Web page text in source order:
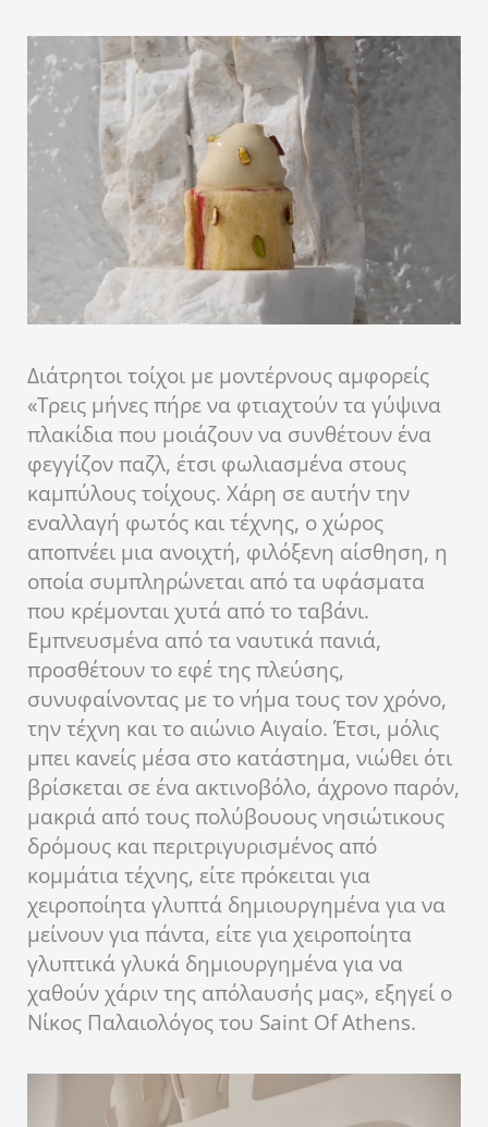
Διάτρητοι τοίχοι με μοντέρνους αμφορείς
«Τρεις μήνες πήρε να φτιαχτούν τα γύψινα
πλακίδια που μοιάζουν να συνθέτουν ένα
φεγγίζον παζλ, έτσι φωλιασμένα στους
καμπύλους τοίχους. Χάρη σε αυτήν την
εναλλαγή φωτός και τέχνης, ο χώρος
αποπνέει μια ανοιχτή, φιλόξενη αίσθηση, η
οποία συμπληρώνεται από τα υφάσματα
που κρέμονται χυτά από το ταβάνι.
Εμπνευσμένα από τα ναυτικά πανιά,
προσθέτουν το εφέ της πλεύσης,
συνυφαίνοντας με το νήμα τους τον χρόνο,
την τέχνη και το αιώνιο Αιγαίο. Έτσι, μόλις
μπει κανείς μέσα στο κατάστημα, νιώθει ότι
βρίσκεται σε ένα ακτινοβόλο, άχρονο παρόν,
μακριά από τους πολύβουους νησιώτικους
δρόμους και περιτριγυρισμένος από
κομμάτια τέχνης, είτε πρόκειται για
χειροποίητα γλυπτά δημιουργημένα για να
μείνουν για πάντα, είτε για χειροποίητα
γλυπτικά γλυκά δημιουργημένα για να
χαθούν χάριν της απόλαυσής μας», εξηγεί ο
Nίκος Παλαιολόγος του Saint Of Athens.